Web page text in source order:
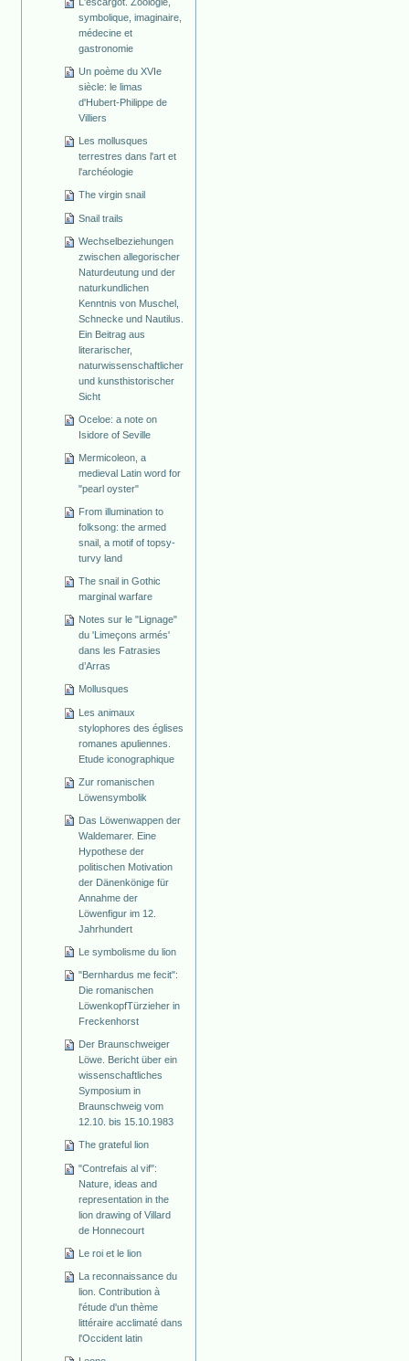
L'escargot. Zoologie,
symbolique, imaginaire,
médecine et
gastronomie
Un poème du XVIe
siècle: le limas
d'Hubert-Philippe de
Villiers
Les mollusques
terrestres dans l'art et
l'archéologie
The virgin snail
Snail trails
Wechselbeziehungen
zwischen allegorischer
Naturdeutung und der
naturkundlichen
Kenntnis von Muschel,
Schnecke und Nautilus.
Ein Beitrag aus
literarischer,
naturwissenschaftlicher
und kunsthistorischer
Sicht
Oceloe: a note on
Isidore of Seville
Mermicoleon, a
medieval Latin word for
"pearl oyster"
From illumination to
folksong: the armed
snail, a motif of topsy-
turvy land
The snail in Gothic
marginal warfare
Notes sur le "Lignage"
du 'Limeçons armés'
dans les Fatrasies
d’Arras
Mollusques
Les animaux
stylophores des églises
romanes apuliennes.
Etude iconographique
Zur romanischen
Löwensymbolik
Das Löwenwappen der
Waldemarer. Eine
Hypothese der
politischen Motivation
der Dänenkönige für
Annahme der
Löwenfigur im 12.
Jahrhundert
Le symbolisme du lion
"Bernhardus me fecit":
Die romanischen
Löwenkopf­Türzieher in
Freckenhorst
Der Braunschweiger
Löwe. Bericht über ein
wissenschaftliches
Symposium in
Braunschweig vom
12.10. bis 15.10.1983
The grateful lion
"Contrefais al vif":
Nature, ideas and
representation in the
lion drawing of Villard
de Honnecourt
Le roi et le lion
La reconnaissance du
lion. Contribution à
l'étude d'un thème
littéraire acclimaté dans
l'Occident latin